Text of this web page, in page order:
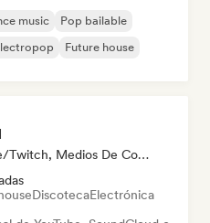
music
Pop bailable
Future house
Canal De YouTube/Twitch, Medios De Comunicación/Periodista
DiscotecaElectrónica